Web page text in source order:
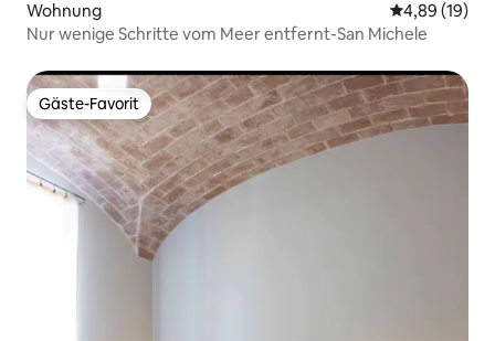
Wohnung
4,89 (19)
Nur wenige Schritte vom Meer entfernt-San Michele
Gäste-Favorit
Gäste-Favorit